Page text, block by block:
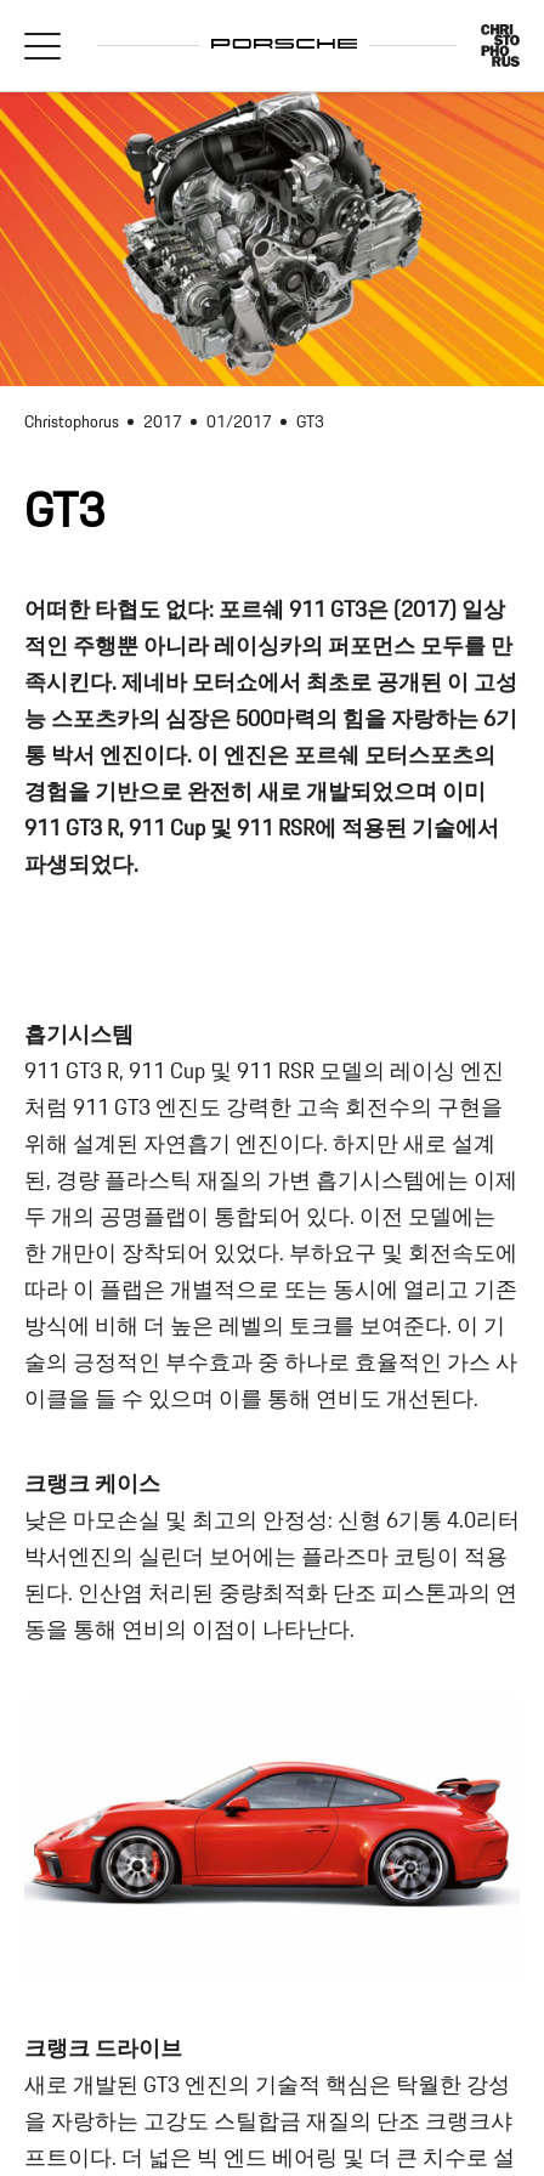
Christophorus 2017 01/2017 GT3
GT3
어떠한 타협도 없다: 포르쉐 911 GT3은 (2017) 일상
적인 주행뿐 아니라 레이싱카의 퍼포먼스 모두를 만
족시킨다. 제네바 모터쇼에서 최초로 공개된 이 고성
능 스포츠카의 심장은 500마력의 힘을 자랑하는 6기
통 박서 엔진이다. 이 엔진은 포르쉐 모터스포츠의
경험을 기반으로 완전히 새로 개발되었으며 이미
911 GT3 R, 911 Cup 및 911 RSR에 적용된 기술에서
파생되었다.
흡기시스템
911 GT3 R, 911 Cup 및 911 RSR 모델의 레이싱 엔진
처럼 911 GT3 엔진도 강력한 고속 회전수의 구현을
위해 설계된 자연흡기 엔진이다. 하지만 새로 설계
된, 경량 플라스틱 재질의 가변 흡기시스템에는 이제
두 개의 공명플랩이 통합되어 있다. 이전 모델에는
한 개만이 장착되어 있었다. 부하요구 및 회전속도에
따라 이 플랩은 개별적으로 또는 동시에 열리고 기존
방식에 비해 더 높은 레벨의 토크를 보여준다. 이 기
술의 긍정적인 부수효과 중 하나로 효율적인 가스 사
이클을 들 수 있으며 이를 통해 연비도 개선된다.
크랭크 케이스
낮은 마모손실 및 최고의 안정성: 신형 6기통 4.0리터
박서엔진의 실린더 보어에는 플라즈마 코팅이 적용
된다. 인산염 처리된 중량최적화 단조 피스톤과의 연
동을 통해 연비의 이점이 나타난다.
크랭크 드라이브
새로 개발된 GT3 엔진의 기술적 핵심은 탁월한 강성
을 자랑하는 고강도 스틸합금 재질의 단조 크랭크샤
프트이다. 더 넓은 빅 엔드 베어링 및 더 큰 치수로 설